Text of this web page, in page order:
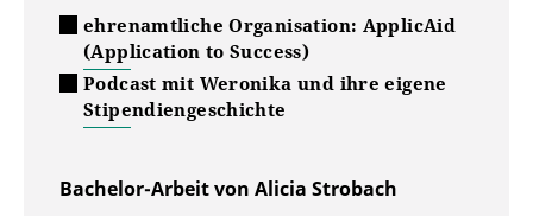
ehrenamtliche Organisation: ApplicAid
(Application to Success)
Podcast mit Weronika und ihre eigene
Stipendiengeschichte
Bachelor-Arbeit von Alicia Strobach